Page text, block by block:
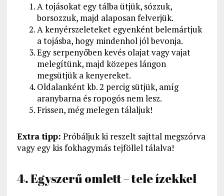
A tojásokat egy tálba ütjük, sózzuk,
borsozzuk, majd alaposan felverjük.
A kenyérszeleteket egyenként belemártjuk
a tojásba, hogy mindenhol jól bevonja.
Egy serpenyőben kevés olajat vagy vajat
melegítünk, majd közepes lángon
megsütjük a kenyereket.
Oldalanként kb. 2 percig sütjük, amíg
aranybarna és ropogós nem lesz.
Frissen, még melegen tálaljuk!
Extra tipp: Próbáljuk ki reszelt sajttal megszórva
vagy egy kis fokhagymás tejföllel tálalva!
4. Egyszerű omlett – tele ízekkel